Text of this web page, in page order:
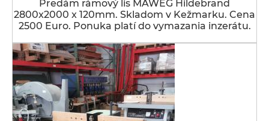
Predám rámový lis MAWEG Hildebrand
2800x2000 x 120mm. Skladom v Kežmarku. Cena
2500 Euro. Ponuka platí do vymazania inzerátu.